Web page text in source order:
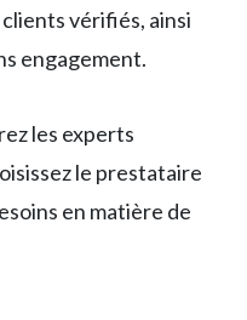
vérifiés, ainsi
engagement.
les experts
le prestataire
en matière de